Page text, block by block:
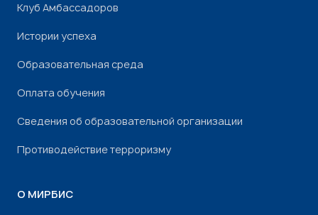
Клуб Амбассадоров
Истории успеха
Образовательная среда
Оплата обучения
Сведения об образовательной организации
Противодействие терроризму
О МИРБИС